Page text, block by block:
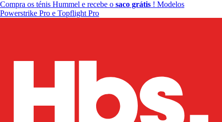
Compra os ténis Hummel e recebe o saco grátis ! Modelos
Powerstrike Pro e Topflight Pro